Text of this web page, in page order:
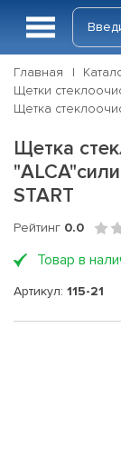
Главная
Щетки
Щетка
Щетка
START
Рейтинг 0.0
Товар в
Артикул: 115-21